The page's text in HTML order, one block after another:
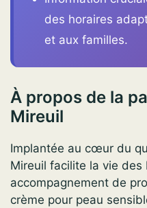
des horaires
et aux familles.
À propos de la
Mireuil
Implantée au cœur du
Mireuil facilite la vie des
accompagnement de
crème pour peau